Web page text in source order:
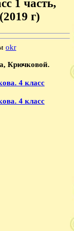
1 часть,
г)
okr
Крючковой.
4 класс
4 класс